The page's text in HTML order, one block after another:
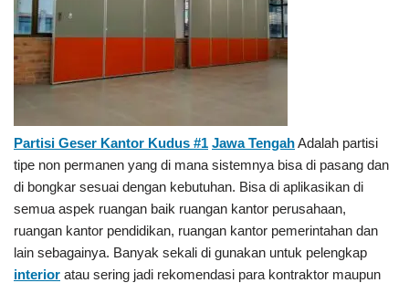
Partisi Geser Kantor Kudus #1 Jawa TengahAdalah partisi
tipe non permanen yang di mana sistemnya bisa di pasang dan
di bongkar sesuai dengan kebutuhan. Bisa di aplikasikan di
semua aspek ruangan baik ruangan kantor perusahaan,
ruangan kantor pendidikan, ruangan kantor pemerintahan dan
lain sebagainya. Banyak sekali di gunakan untuk pelengkap
interior atau sering jadi rekomendasi para kontraktor maupun